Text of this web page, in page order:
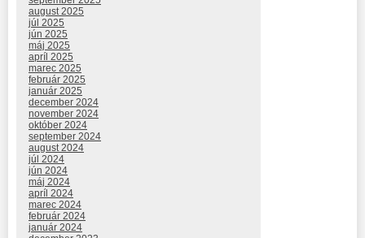
august 2025
júl 2025
jún 2025
máj 2025
apríl 2025
marec 2025
február 2025
január 2025
december 2024
november 2024
október 2024
september 2024
august 2024
júl 2024
jún 2024
máj 2024
apríl 2024
marec 2024
február 2024
január 2024